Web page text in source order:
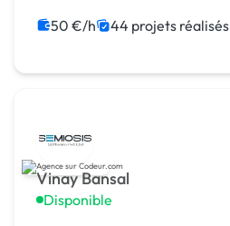
Google Ads
50 €/h 44 projets réalisés
Vinay Bansal
Disponible